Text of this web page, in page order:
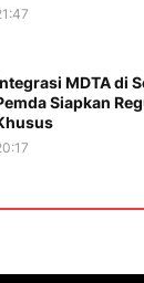
MDTA di
Siapkan